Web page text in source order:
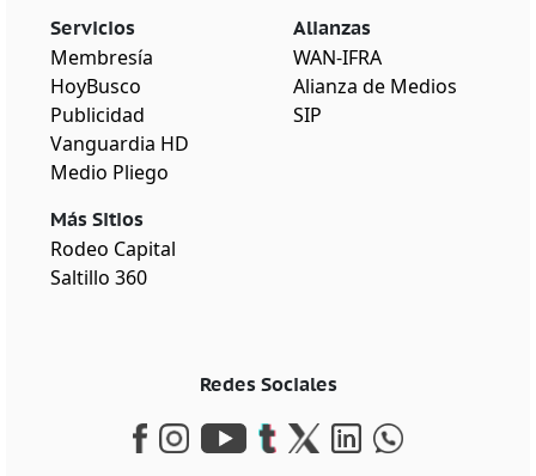
Servicios
Membresía
HoyBusco
Publicidad
Vanguardia HD
Medio Pliego
Más Sitios
Rodeo Capital
Saltillo 360
Alianzas
WAN-IFRA
Alianza de Medios
SIP
Redes Sociales